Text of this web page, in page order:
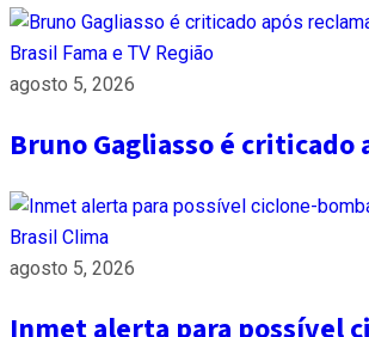
Brasil Fama e TV Região
agosto 5, 2026
Bruno Gagliasso é criticado
Brasil Clima
agosto 5, 2026